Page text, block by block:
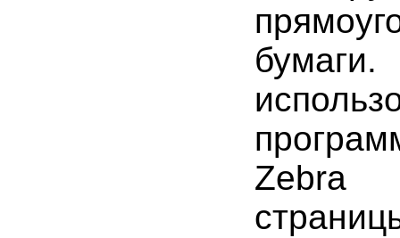
Zebra